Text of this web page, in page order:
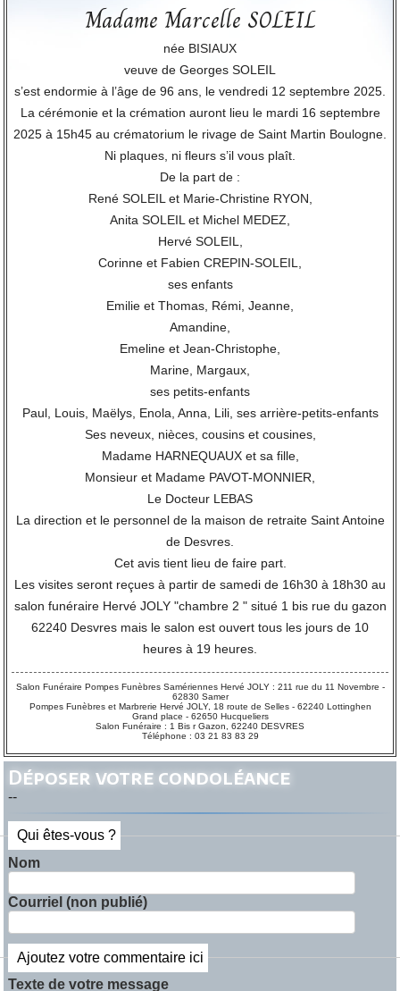
Madame Marcelle SOLEIL
née BISIAUX
veuve de Georges SOLEIL
s’est endormie à l’âge de 96 ans, le vendredi 12 septembre 2025.
La cérémonie et la crémation auront lieu le mardi 16 septembre
2025 à 15h45 au crématorium le rivage de Saint Martin Boulogne.
Ni plaques, ni fleurs s’il vous plaît.
De la part de :
René SOLEIL et Marie-Christine RYON,
Anita SOLEIL et Michel MEDEZ,
Hervé SOLEIL,
Corinne et Fabien CREPIN-SOLEIL,
ses enfants
Emilie et Thomas, Rémi, Jeanne,
Amandine,
Emeline et Jean-Christophe,
Marine, Margaux,
ses petits-enfants
Paul, Louis, Maëlys, Enola, Anna, Lili, ses arrière-petits-enfants
Ses neveux, nièces, cousins et cousines,
Madame HARNEQUAUX et sa fille,
Monsieur et Madame PAVOT-MONNIER,
Le Docteur LEBAS
La direction et le personnel de la maison de retraite Saint Antoine
de Desvres.
Cet avis tient lieu de faire part.
Les visites seront reçues à partir de samedi de 16h30 à 18h30 au
salon funéraire Hervé JOLY "chambre 2 " situé 1 bis rue du gazon
62240 Desvres mais le salon est ouvert tous les jours de 10
heures à 19 heures.
Salon Funéraire Pompes Funèbres Samériennes Hervé JOLY : 211 rue du 11 Novembre -
62830 Samer
Pompes Funèbres et Marbrerie Hervé JOLY, 18 route de Selles - 62240 Lottinghen
Grand place - 62650 Hucqueliers
Salon Funéraire : 1 Bis r Gazon, 62240 DESVRES
Téléphone : 03 21 83 83 29
Déposer votre condoléance
--
Qui êtes-vous ?
Nom
Courriel (non publié)
Ajoutez votre commentaire ici
Texte de votre message